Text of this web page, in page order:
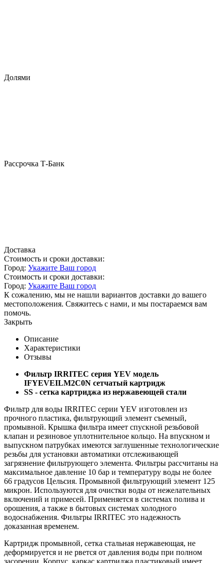
Долями
Рассрочка Т-Банк
Доставка
Стоимость и сроки доставки:
Город: Укажите Ваш город
Стоимость и сроки доставки:
Город: Укажите Ваш город
К сожалению, мы не нашли вариантов доставки до вашего
местоположения. Свяжитесь с нами, и мы постараемся вам
помочь.
Закрыть
Описание
Характеристики
Отзывы
Фильтр IRRITEC серия YEV модель
IFYEVEILM2C0N сетчатый картридж
SS - сетка картриджа из нержавеющей стали
Фильтр для воды IRRITEC серии YEV изготовлен из
прочного пластика, фильтрующий элемент съемный,
промывной. Крышка фильтра имеет спускной резьбовой
клапан и резиновое уплотнительное кольцо. На впускном и
выпускном патрубках имеются заглушенные технологические
резьбы для установки автоматики отслеживающей
загрязнение фильтрующего элемента. Фильтры рассчитаны на
максимальное давление 10 бар и температуру воды не более
66 градусов Цельсия. Промывной фильтрующий элемент 125
микрон. Используются для очистки воды от нежелательных
включений и примесей. Применяется в системах полива и
орошения, а также в бытовых системах холодного
водоснабжения. Фильтры IRRITEC это надежность
доказанная временем.
Картридж промывной, сетка стальная нержавеющая, не
деформируется и не рвется от давления воды при полном
засорении. Корпус, каркас картриджа пластиковый имеет